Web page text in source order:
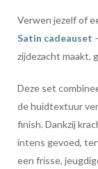
Verwen jezelf of
Satin cadeauset
zijdezacht maakt,
Deze set
de huidtextuur
finish. Dankzij
intens gevoed,
een frisse,